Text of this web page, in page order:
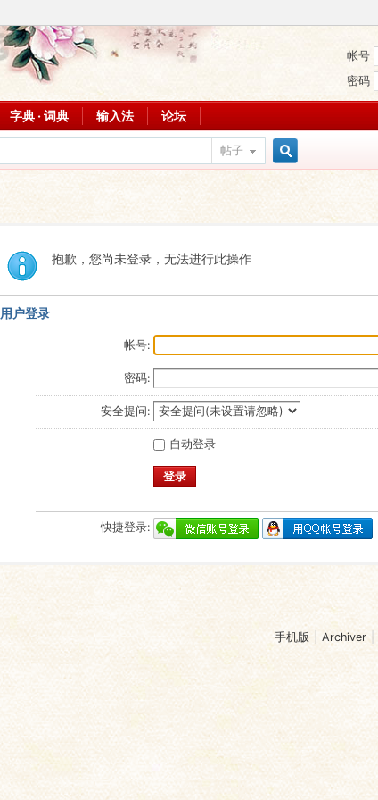
帐号
密码
字典 · 词典 输入法 论坛
帖子
抱歉，您尚未登录，无法进行此操作
用户登录
帐号:
密码:
安全提问:
自动登录
登录
快捷登录:
手机版 Archiver